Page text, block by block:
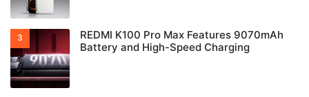
REDMI K100 Pro Max Features 9070mAh
Battery and High-Speed Charging